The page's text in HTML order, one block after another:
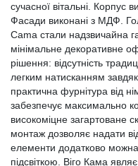
сучасної вітальні. Корпус
Фасади виконані з МДФ.
Cama стали надзвичайна
мінімальне декоративне
рішення: відсутність
легким натисканням
практична фурнітура від
забезпечує максимально
високоміцне загартоване
монтаж дозволяє надати
елементи додатково
підсвіткою. Віго Кама